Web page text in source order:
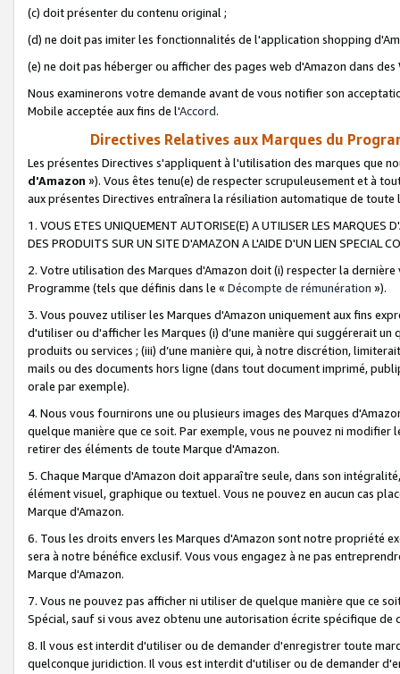
(c) doit présenter du contenu original ;
(d) ne doit pas imiter les fonctionnalités de l'application shopping
(e) ne doit pas héberger ou afficher des pages web d'Amazon dans
Nous examinerons votre demande avant de vous notifier son
Mobile acceptée aux fins de l'Accord.
Directives Relatives aux Marques du
Les présentes Directives s'appliquent à l'utilisation des marques que
d'Amazon »). Vous êtes tenu(e) de respecter scrupuleusement et à
aux présentes Directives entraînera la résiliation automatique de
1. VOUS ETES UNIQUEMENT AUTORISE(E) A UTILISER LES MARQUES
DES PRODUITS SUR UN SITE D'AMAZON A L'AIDE D'UN LIEN SPECIAL
2. Votre utilisation des Marques d'Amazon doit (i) respecter la
Programme (tels que définis dans le « Décompte de rémunération »).
3. Vous pouvez utiliser les Marques d'Amazon uniquement aux fins
d'utiliser ou d'afficher les Marques (i) d’une manière qui suggérerait
produits ou services ; (iii) d’une manière qui, à notre discrétion,
mails ou des documents hors ligne (dans tout document imprimé,
orale par exemple).
4. Nous vous fournirons une ou plusieurs images des Marques
quelque manière que ce soit. Par exemple, vous ne pouvez ni
retirer des éléments de toute Marque d'Amazon.
5. Chaque Marque d'Amazon doit apparaître seule, dans son
élément visuel, graphique ou textuel. Vous ne pouvez en aucun cas
Marque d'Amazon.
6. Tous les droits envers les Marques d'Amazon sont notre propriété
sera à notre bénéfice exclusif. Vous vous engagez à ne pas
Marque d'Amazon.
7. Vous ne pouvez pas afficher ni utiliser de quelque manière que ce
Spécial, sauf si vous avez obtenu une autorisation écrite spécifique de
8. Il vous est interdit d'utiliser ou de demander d'enregistrer toute
quelconque juridiction. Il vous est interdit d'utiliser ou de demander